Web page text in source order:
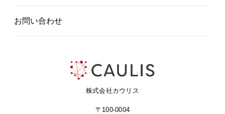
株式会社カウリス
〒100-0004
お問い合わせ